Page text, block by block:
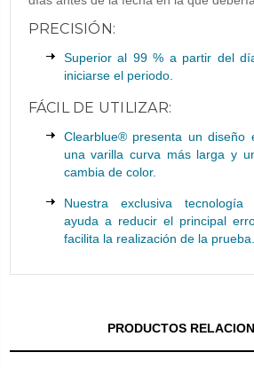
PRECISIÓN:
Superior al 99 % a partir del
iniciarse el periodo.
FÁCIL DE UTILIZAR:
Clearblue® presenta un diseño
una varilla curva más larga y
cambia de color.
Nuestra exclusiva
ayuda a reducir el principal
facilita la realización de la prueba.
PRODUCTOS